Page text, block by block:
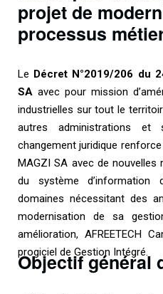
projet de
processus
Le Décret N°2019/206 du
SA avec pour mission
industrielles sur tout le
autres administrations et
changement juridique
MAGZI SA avec de nouvelles
du système
domaines nécessitant des
modernisation de sa
amélioration, AFREETECH
progiciel de Gestion Intégré.
Objectif général